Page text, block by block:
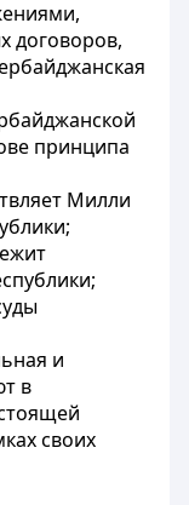
договоров,
принципа
Милли
и
в
своих